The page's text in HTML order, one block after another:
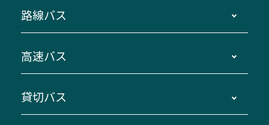
路線バス
主要停留所案内図・時刻表
路線バスのご利用方法
高速バス
南紀・VISON～横浜・東京・埼玉
貸切バス